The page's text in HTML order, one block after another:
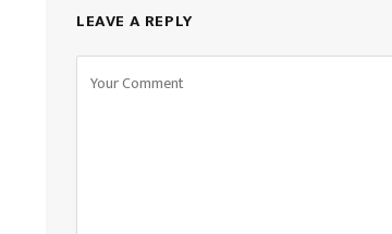
LEAVE A REPLY